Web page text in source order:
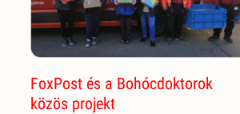
FoxPost és a Bohócdoktorok
közös projekt